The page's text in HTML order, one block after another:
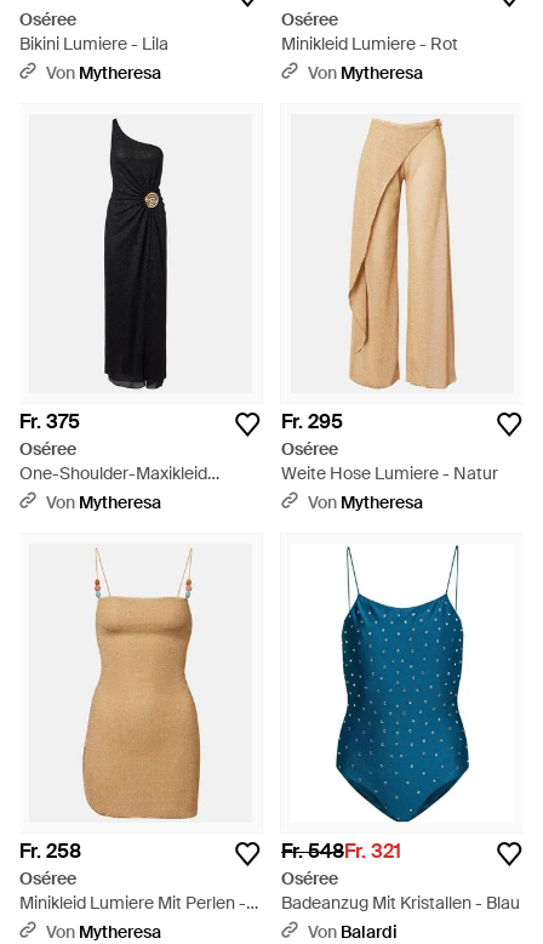
Oséree
Bikini Lumiere - Lila
Von Mytheresa
Oséree
Minikleid Lumiere - Rot
Von Mytheresa
Fr. 375
Oséree
One-Shoulder-Maxikleid
Lumiere - Schwarz
Von Mytheresa
Fr. 295
Oséree
Weite Hose Lumiere - Natur
Von Mytheresa
Fr. 258
Oséree
Minikleid Lumiere Mit Perlen -
Braun
Von Mytheresa
Fr. 548Fr. 321
Oséree
Badeanzug Mit Kristallen - Blau
Von Balardi